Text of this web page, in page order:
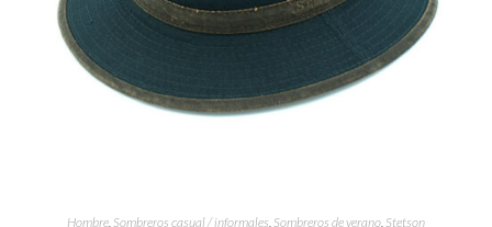
Hombre Sombreros casual / informales Sombreros de verano Stetson